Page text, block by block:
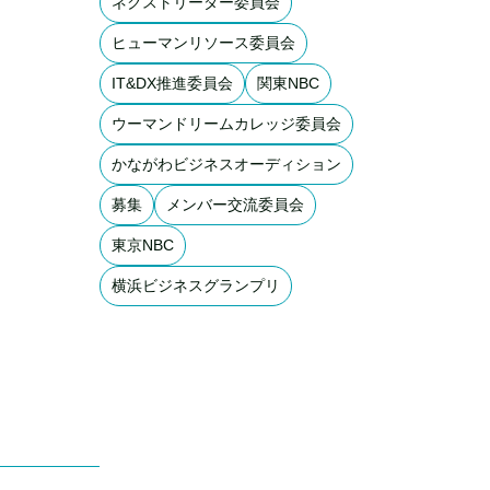
ヒューマンリソース委員会
IT&DX推進委員会 関東NBC
ウーマンドリームカレッジ委員会
かながわビジネスオーディション
募集 メンバー交流委員会
東京NBC
横浜ビジネスグランプリ